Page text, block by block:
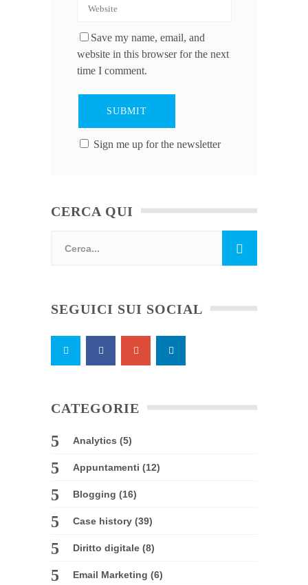
Save my name, email, and
website in this browser for the next
time I comment.
Sign me up for the newsletter
CERCA QUI
SEGUICI SUI SOCIAL
CATEGORIE
Analytics (5)
Appuntamenti (12)
Blogging (16)
Case history (39)
Diritto digitale (8)
Email Marketing (6)